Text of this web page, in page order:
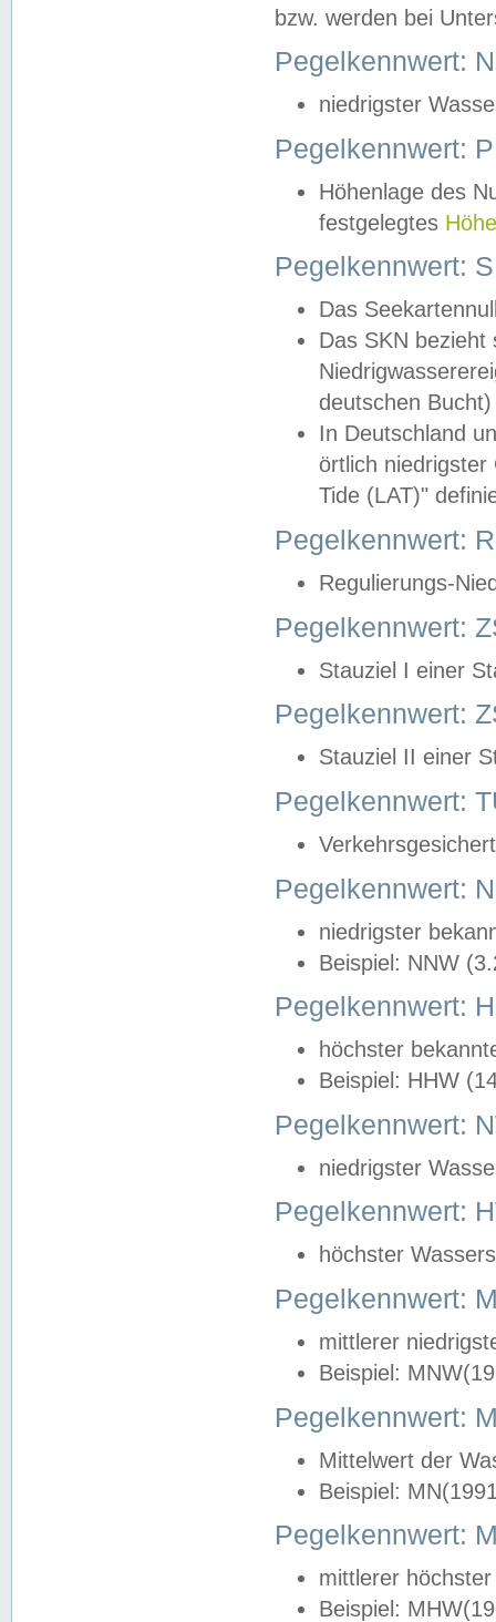
bzw. werden bei
Pegelkennwert:
niedrigster
Pegelkennwert:
Höhenlage des
festgelegtes
Pegelkennwert:
Das
Das SKN
deutschen
In Deutschland
örtlich
Tide (LAT)"
Pegelkennwert:
Regulierungs-
Pegelkennwert:
Stauziel I einer
Pegelkennwert:
Stauziel II einer
Pegelkennwert:
Pegelkennwert:
niedrigster
Beispiel: NNW
Pegelkennwert:
höchster
Beispiel: HHW
Pegelkennwert:
niedrigster
Pegelkennwert:
höchster
Pegelkennwert:
mittlerer
Beispiel:
Pegelkennwert:
Mittelwert der
Beispiel:
Pegelkennwert:
mittlerer
Beispiel: